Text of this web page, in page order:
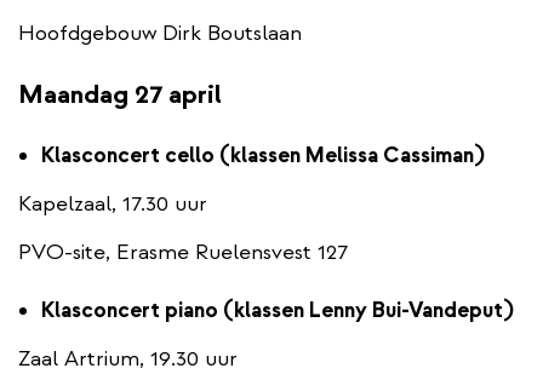
Hoofdgebouw Dirk Boutslaan
Maandag 27 april
Klasconcert cello (klassen Melissa Cassiman)
Kapelzaal, 17.30 uur
PVO-site, Erasme Ruelensvest 127
Klasconcert piano (klassen Lenny Bui-Vandeput)
Zaal Artrium, 19.30 uur